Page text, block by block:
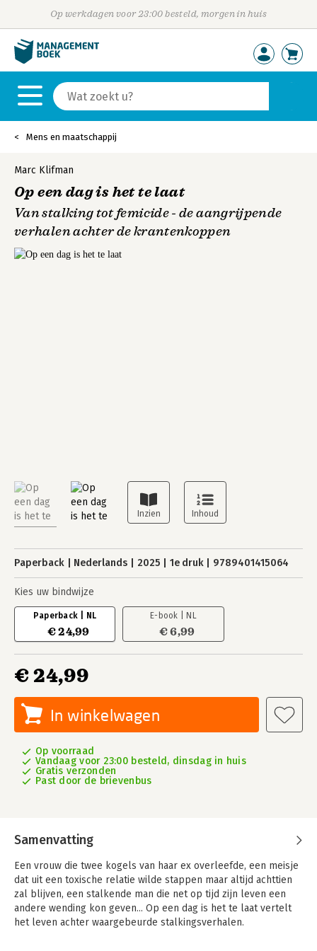
Op werkdagen voor 23:00 besteld, morgen in huis
Mens en maatschappij
Marc Klifman
Op een dag is het te laat
Van stalking tot femicide - de aangrijpende
verhalen achter de krantenkoppen
Paperback Nederlands 2025 1e druk 9789401415064
Kies uw bindwijze
Paperback | NL
€ 24,99
E-book | NL
€ 6,99
€ 24,99
In winkelwagen
Op voorraad
Vandaag voor 23:00 besteld, dinsdag in huis
Gratis verzonden
Past door de brievenbus
Samenvatting
Een vrouw die twee kogels van haar ex overleefde, een meisje
dat uit een toxische relatie wilde stappen maar altijd achttien
zal blijven, een stalkende man die net op tijd zijn leven een
andere wending kon geven... Op een dag is het te laat vertelt
het leven achter waargebeurde stalkingsverhalen.